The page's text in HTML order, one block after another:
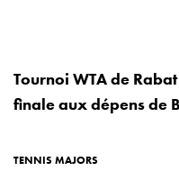
Tournoi WTA de
finale aux dépens de
TENNIS MAJORS